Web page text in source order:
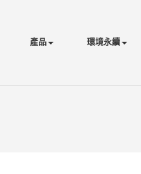
產品 環境永續